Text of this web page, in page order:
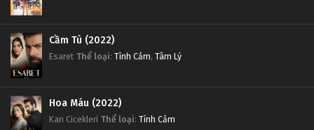
Cầm Tù (2022)
Esaret Thể loại: Tình Cảm, Tâm Lý
Hoa Máu (2022)
Kan Cicekleri Thể loại: Tình Cảm